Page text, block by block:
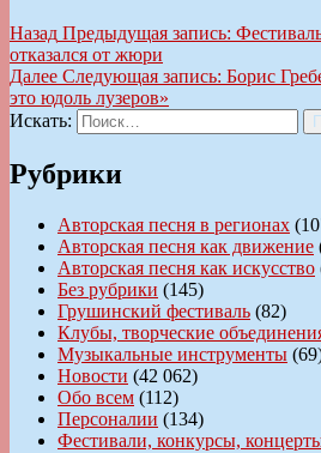
Назад Предыдущая запись:
отказался от жюри
Далее Следующая запись: Борис
это юдоль лузеров»
Искать:
Рубрики
Авторская песня в регионах
Авторская песня как движение
Авторская песня как искусство
Без рубрики (145)
Грушинский фестиваль (82)
Клубы, творческие
Музыкальные инструменты
Новости (42 062)
Обо всем (112)
Персоналии (134)
Фестивали, конкурсы,